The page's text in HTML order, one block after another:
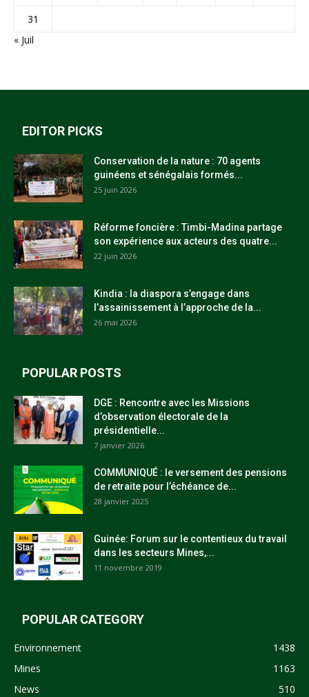
31
« Juil
EDITOR PICKS
Conservation de la nature : 70 agents
guinéens et sénégalais formés...
25 juin 2026
Réforme foncière : Timbi-Madina partage
son expérience aux acteurs des quatre...
22 juin 2026
Kindia : la diaspora s’engage dans
l’assainissement à l’approche de la...
26 mai 2026
POPULAR POSTS
DGE : Rencontre avec les Missions
d’observation électorale de la
présidentielle...
7 janvier 2026
COMMUNIQUÉ : le versement des pensions
de retraite pour l’échéance de...
28 janvier 2025
Guinée: Forum sur le contentieux du travail
dans les secteurs Mines,...
11 novembre 2019
POPULAR CATEGORY
Environnement
1438
Mines
1163
News
510